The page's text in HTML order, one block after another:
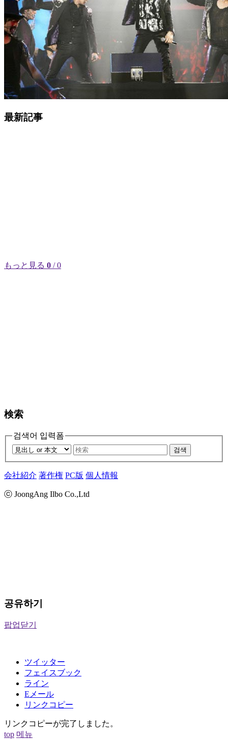
最新記事
もっと見る 0 / 0
検索
검색어 입력폼
검색
会社紹介 著作権 PC版 個人情報
ⓒ JoongAng Ilbo Co.,Ltd
공유하기
팝업닫기
ツイッター
フェイスブック
ライン
Eメール
リンクコピー
リンクコピーが完了しました。
top 메뉴